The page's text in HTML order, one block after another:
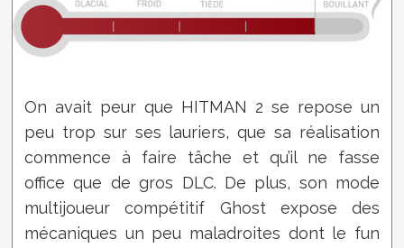
On avait peur que HITMAN 2 se repose un
peu trop sur ses lauriers, que sa réalisation
commence à faire tâche et qu’il ne fasse
office que de gros DLC. De plus, son mode
multijoueur compétitif Ghost expose des
mécaniques un peu maladroites dont le fun